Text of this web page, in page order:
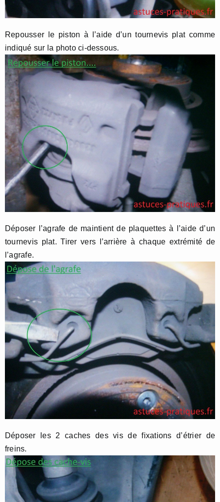
Repousser le piston à l’aide d’un tournevis plat comme
indiqué sur la photo ci-dessous.
Déposer l’agrafe de maintient de plaquettes à l’aide d’un
tournevis plat. Tirer vers l’arrière à chaque extrémité de
l’agrafe.
Déposer les 2 caches des vis de fixations d’étrier de
freins.